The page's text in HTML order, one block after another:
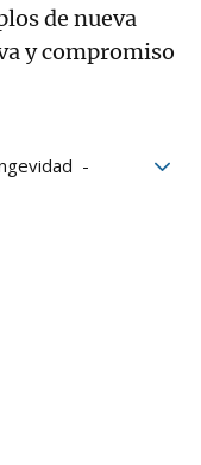
de nueva
y compromiso